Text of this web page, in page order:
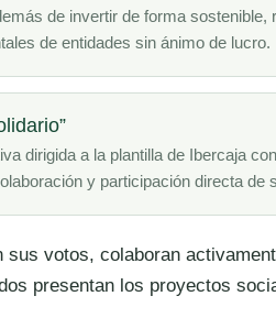
de invertir de forma
de entidades sin ánimo de lucro.
dirigida a la plantilla de Ibercaja
y participación directa de
sus votos, colaboran
presentan los proyectos